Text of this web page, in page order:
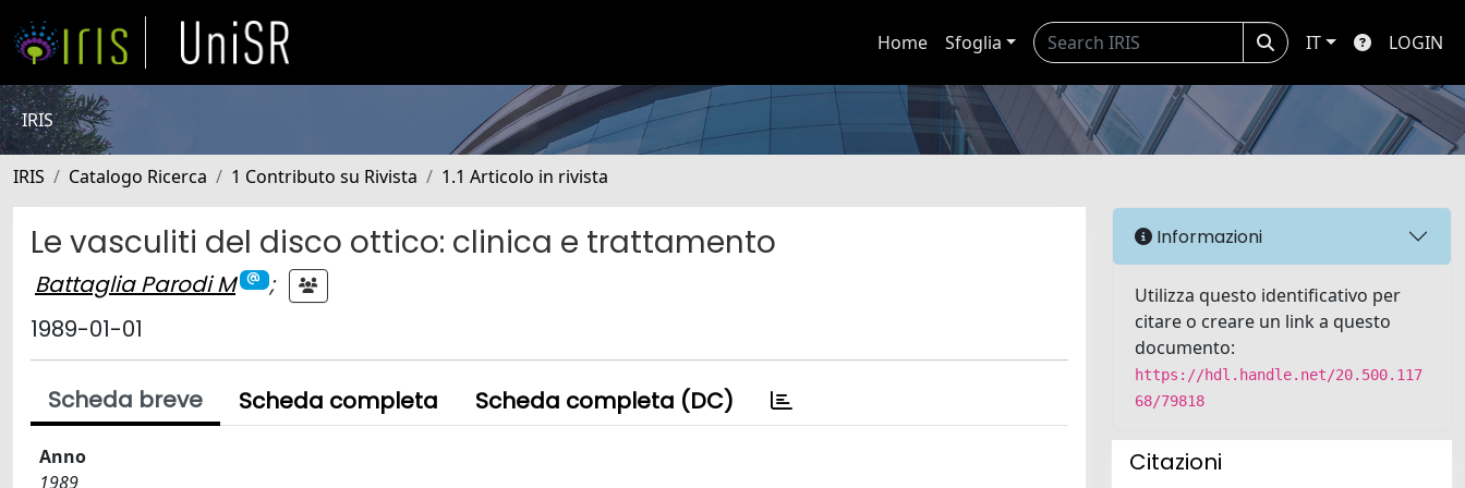
Home Sfoglia IT LOGIN
IRIS
IRIS Catalogo Ricerca 1 Contributo su Rivista 1.1 Articolo in rivista
Le vasculiti del disco ottico: clinica e trattamento
Battaglia Parodi M
;
1989-01-01
Scheda breve Scheda completa Scheda completa (DC)
Anno
1989
Informazioni
Utilizza questo identificativo per
citare o creare un link a questo
documento:
https://hdl.handle.net/20.500.117
68/79818
Citazioni